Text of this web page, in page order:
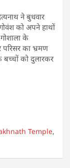
ने बुधवार
को अपने हाथों
के
परिसर का भ्रमण
को दुलारकर
Temple,